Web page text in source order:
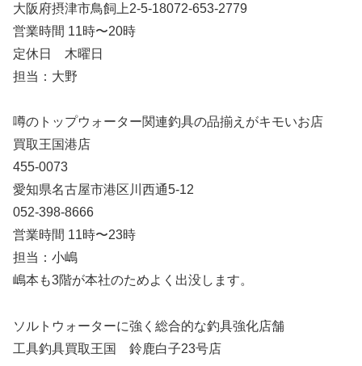
大阪府摂津市鳥飼上2-5-18072-653-2779
営業時間 11時〜20時
定休日 木曜日
担当：大野
噂のトップウォーター関連釣具の品揃えがキモいお店
買取王国港店
455-0073
愛知県名古屋市港区川西通5-12
052-398-8666
営業時間 11時〜23時
担当：小嶋
嶋本も3階が本社のためよく出没します。
ソルトウォーターに強く総合的な釣具強化店舗
工具釣具買取王国 鈴鹿白子23号店